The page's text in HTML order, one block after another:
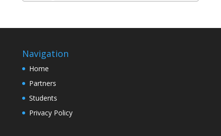
Navigation
Home
Partners
Students
Privacy Policy